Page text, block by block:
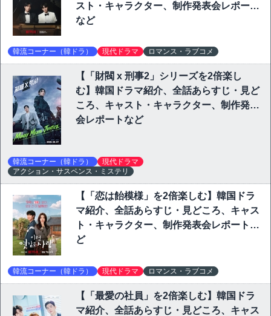
スト・キャラクター、制作発表会レポート
など
韓流コーナー（韓ドラ） 現代ドラマ ロマンス・ラブコメ
【「財閥 x 刑事2」シリーズを2倍楽し
む】韓国ドラマ紹介、全話あらすじ・見ど
ころ、キャスト・キャラクター、制作発表
会レポートなど
韓流コーナー（韓ドラ）
現代ドラマ
アクション・サスペンス・ミステリ
【「恋は飴模様」を2倍楽しむ】韓国ドラ
マ紹介、全話あらすじ・見どころ、キャス
ト・キャラクター、制作発表会レポートな
ど
韓流コーナー（韓ドラ） 現代ドラマ ロマンス・ラブコメ
【「最愛の社員」を2倍楽しむ】韓国ドラ
マ紹介、全話あらすじ・見どころ、キャス